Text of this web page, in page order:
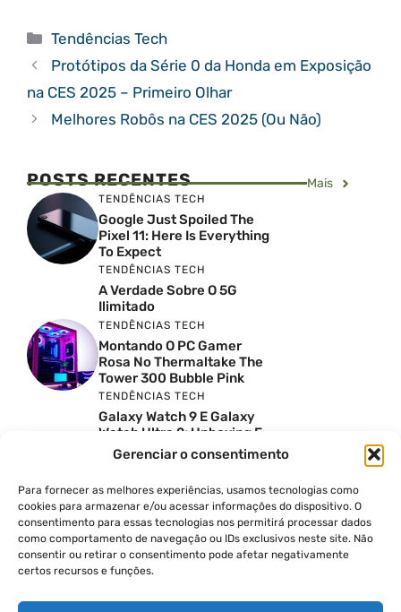
Gerenciar o consentimento
Para fornecer as melhores experiências, usamos tecnologias como
cookies para armazenar e/ou acessar informações do dispositivo. O
consentimento para essas tecnologias nos permitirá processar dados
como comportamento de navegação ou IDs exclusivos neste site. Não
consentir ou retirar o consentimento pode afetar negativamente
certos recursos e funções.
Categorias
Tendências Tech
Protótipos da Série 0 da Honda em Exposição
na CES 2025 – Primeiro Olhar
Melhores Robôs na CES 2025 (Ou Não)
POSTS RECENTES Mais
TENDÊNCIAS TECH
Google Just Spoiled The
Pixel 11: Here Is Everything
To Expect
TENDÊNCIAS TECH
A Verdade Sobre O 5G
Ilimitado
TENDÊNCIAS TECH
Montando O PC Gamer
Rosa No Thermaltake The
Tower 300 Bubble Pink
TENDÊNCIAS TECH
Galaxy Watch 9 E Galaxy
Watch Ultra 2: Unboxing E
Preço No Brasil
Reviews Do YouTube Sao
Confiaveis? A Verdade Nao
E Tao Simples
TENDÊNCIAS TECH
Por Que Eu Deveria
Escolher Um Notebook